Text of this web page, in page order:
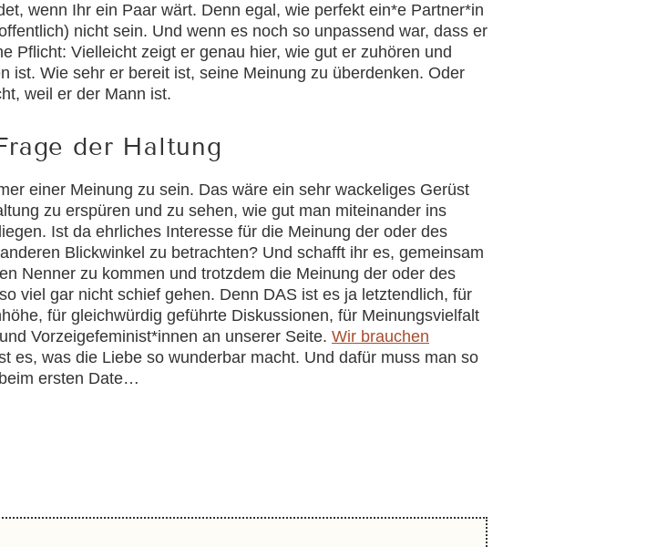
wenn Ihr ein Paar wärt. Denn egal, wie perfekt ein*e Partner*in
nicht sein. Und wenn es noch so unpassend war, dass er
Pflicht: Vielleicht zeigt er genau hier, wie gut er zuhören und
ist. Wie sehr er bereit ist, seine Meinung zu überdenken. Oder
weil er der Mann ist.
der Haltung
einer Meinung zu sein. Das wäre ein sehr wackeliges Gerüst
zu erspüren und zu sehen, wie gut man miteinander ins
Ist da ehrliches Interesse für die Meinung der oder des
Blickwinkel zu betrachten? Und schafft ihr es, gemeinsam
Nenner zu kommen und trotzdem die Meinung der oder des
viel gar nicht schief gehen. Denn DAS ist es ja letztendlich, für
für gleichwürdig geführte Diskussionen, für Meinungsvielfalt
Vorzeigefeminist*innen an unserer Seite. Wir brauchen
es, was die Liebe so wunderbar macht. Und dafür muss man so
ersten Date…